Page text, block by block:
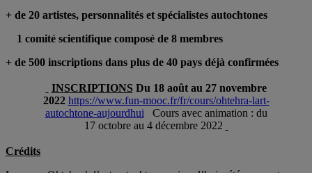
+ de 20 artistes, personnalités et spécialistes autochtones
1 comité scientifique composé de 8 membres
+ de 500 inscriptions dans plus de 40 pays déjà confirmées
INSCRIPTIONS Du 18 août au 27 novembre
2022 https://www.fun-mooc.fr/fr/cours/ohtehra-lart-
autochtone-aujourdhuiCours avec animation : du
17 octobre au 4 décembre 2022
Crédits